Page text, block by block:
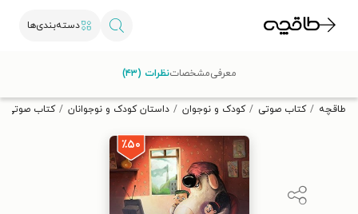
دسته‌بندی‌ها
تخفیف از طاقچه دریافت کن.
طاقچه کتاب صوتی کودک و نوجوان داستان کودک و نوجوانان کتاب صوتی
٪۵۰
معرفیمشخصاتنظرات (۴۳)